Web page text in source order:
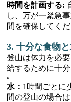
時間を計画する:
し、万が一緊急
間を確保してくだ
3. 十分な食物
登山は体力を必
給するために十
水： 1時間ごとに
間の登山の場合